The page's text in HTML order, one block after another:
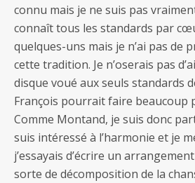
connu mais je ne suis pas
connaît tous les standards par
quelques-uns mais je n’ai pas de
cette tradition. Je n’oserais pas
disque voué aux seuls standards
François pourrait faire beaucoup
Comme Montand, je suis donc
suis intéressé à l’harmonie et je
j’essayais d’écrire un
sorte de décomposition de la